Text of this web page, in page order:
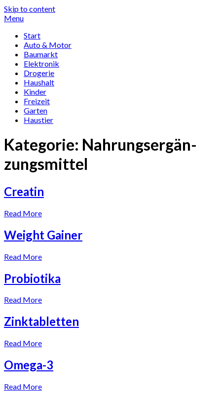
Skip to content
Menu
Start
Auto & Motor
Baumarkt
Elektronik
Drogerie
Haushalt
Kinder
Freizeit
Garten
Haustier
Kategorie: Nah­rung­s­er­gän­
zungs­mittel
Creatin
Read More
Weight Gainer
Read More
Probiotika
Read More
Zinktabletten
Read More
Omega-3
Read More